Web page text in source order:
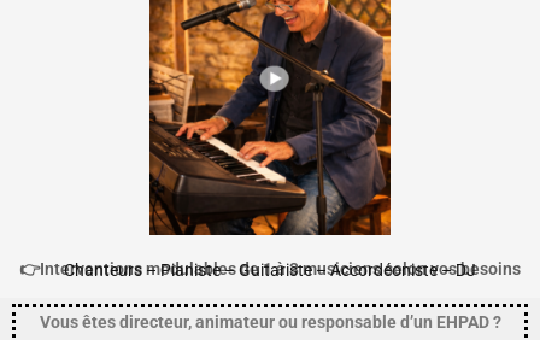
👉Interventions modulables de 1 à 3 musiciens selon vos besoins
Chanteurs – Pianiste –Guitariste –Accordéoniste – DJ
Vous êtes directeur, animateurou responsable d’un EHPAD ?